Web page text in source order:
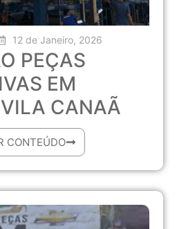
12 de Janeiro, 2026
PEÇAS
EM
CANAÃ
CONTEÚDO